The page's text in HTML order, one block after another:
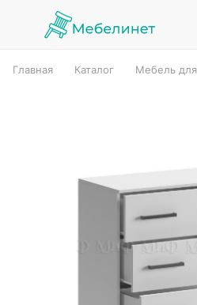
Главная Каталог Мебель